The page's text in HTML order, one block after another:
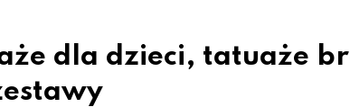
dla dzieci, tatuaże